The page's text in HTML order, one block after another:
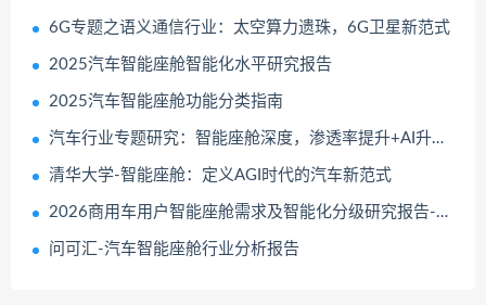
6G专题之语义通信行业：太空算力遗珠，6G卫星新范式
2025汽车智能座舱智能化水平研究报告
2025汽车智能座舱功能分类指南
汽车行业专题研究：智能座舱深度，渗透率提升+AI升级，国产供应链再成长
清华大学-智能座舱：定义AGI时代的汽车新范式
2026商用车用户智能座舱需求及智能化分级研究报告-中国汽研
问可汇-汽车智能座舱行业分析报告